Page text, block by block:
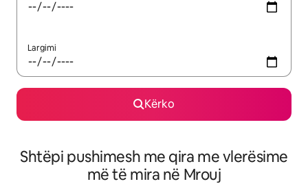
Largimi
Kërko
Shtëpi pushimesh me qira me vlerësime
më të mira në Mrouj